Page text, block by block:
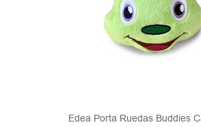
Edea Porta Ruedas Buddies